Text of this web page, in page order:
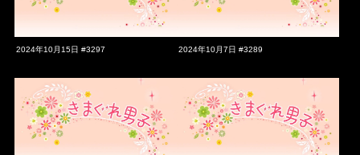
2024年10月15日 #3297 2024年10月7日 #3289